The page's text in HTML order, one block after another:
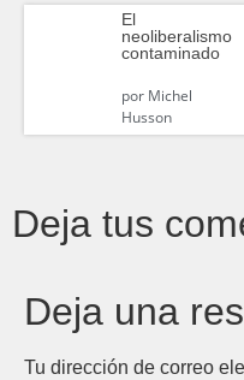
El
neoliberalismo
contaminado
porMichel
Husson
Deja tus
Deja una
Tu dirección de correo